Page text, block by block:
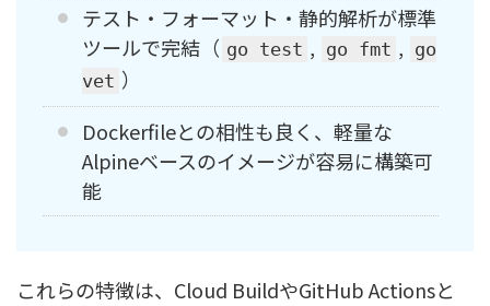
テスト・フォーマット・静的解析が標準
ツールで完結（ go test , go fmt , go
vet ）
Dockerfileとの相性も良く、軽量な
Alpineベースのイメージが容易に構築可
能
これらの特徴は、Cloud BuildやGitHub Actionsと